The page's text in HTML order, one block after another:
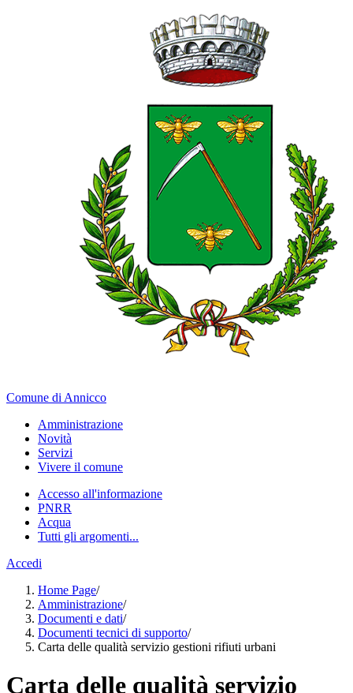
Comune di Annicco
Amministrazione
Novità
Servizi
Vivere il comune
Accesso all'informazione
PNRR
Acqua
Tutti gli argomenti...
Accedi
Home Page/
Amministrazione/
Documenti e dati/
Documenti tecnici di supporto/
Carta delle qualità servizio gestioni rifiuti urbani
Carta delle qualità servizio